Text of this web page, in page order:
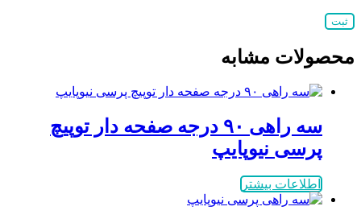
محصولات مشابه
سه راهی ۹۰ درجه صفحه دار توپیچ
پرسی نیوپایپ
اطلاعات بیشتر